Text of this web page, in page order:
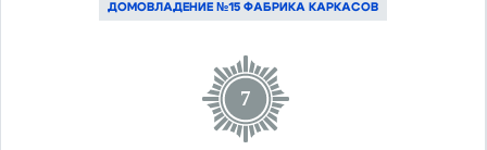
ДОМОВЛАДЕНИЕ №15 ФАБРИКА КАРКАСОВ
7